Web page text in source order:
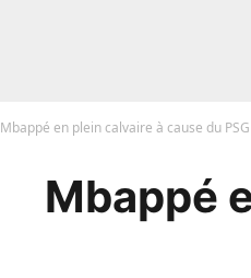
Mbappé en plein calvaire à cause du PSG
Mbappé